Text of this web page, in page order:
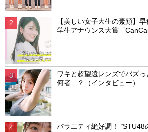
【美しい女子大生の素顔】
学生アナウンス大賞「
ワキと超望遠レンズでバズ
何者！？（インタビュー）
バラエティ絶好調！ “STU48